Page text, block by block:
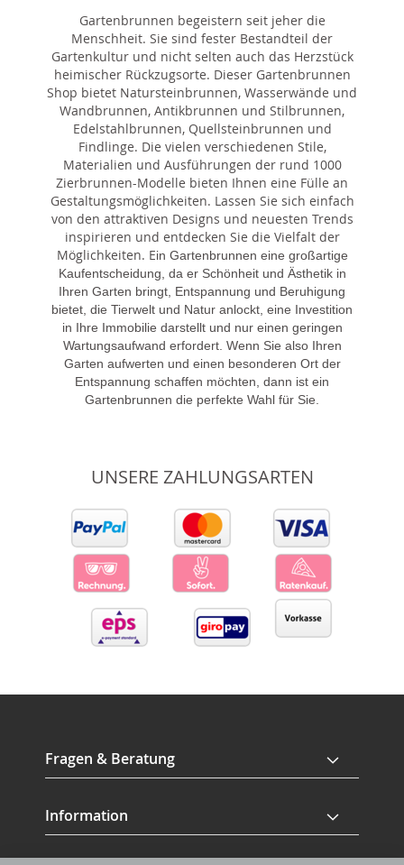
Gartenbrunnen begeistern seit jeher die
Menschheit. Sie sind fester Bestandteil der
Gartenkultur und nicht selten auch das Herzstück
heimischer Rückzugsorte. Dieser Gartenbrunnen
Shop bietet Natursteinbrunnen, Wasserwände und
Wandbrunnen, Antikbrunnen und Stilbrunnen,
Edelstahlbrunnen, Quellsteinbrunnen und
Findlinge. Die vielen verschiedenen Stile,
Materialien und Ausführungen der rund 1000
Zierbrunnen-Modelle bieten Ihnen eine Fülle an
Gestaltungsmöglichkeiten. Lassen Sie sich einfach
von den attraktiven Designs und neuesten Trends
inspirieren und entdecken Sie die Vielfalt der
Möglichkeiten. Ein Gartenbrunnen eine großartige
Kaufentscheidung, da er Schönheit und Ästhetik in
Ihren Garten bringt, Entspannung und Beruhigung
bietet, die Tierwelt und Natur anlockt, eine Investition
in Ihre Immobilie darstellt und nur einen geringen
Wartungsaufwand erfordert. Wenn Sie also Ihren
Garten aufwerten und einen besonderen Ort der
Entspannung schaffen möchten, dann ist ein
Gartenbrunnen die perfekte Wahl für Sie.
UNSERE ZAHLUNGSARTEN
Fragen & Beratung
Information